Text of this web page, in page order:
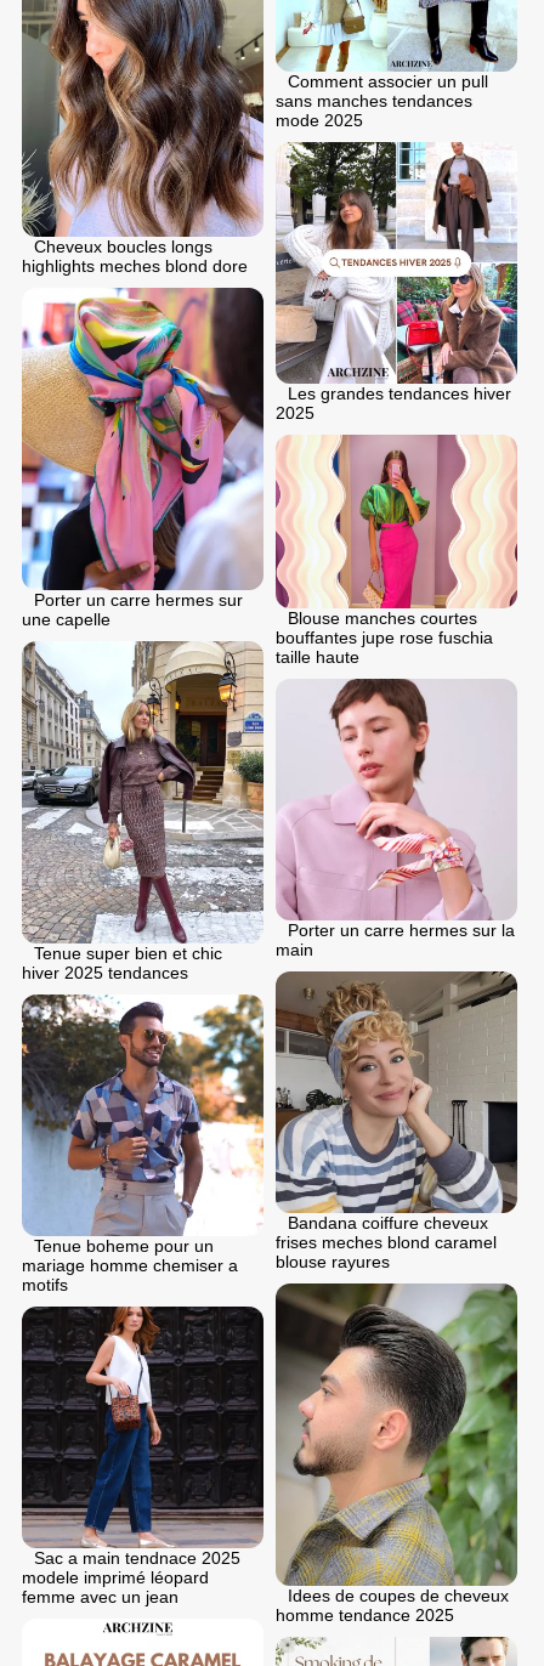
Comment associer un pull
sans manches tendances
mode 2025
Cheveux boucles longs
highlights meches blond dore
Les grandes tendances hiver
2025
Porter un carre hermes sur
une capelle
Blouse manches courtes
bouffantes jupe rose fuschia
taille haute
Tenue super bien et chic
hiver 2025 tendances
Porter un carre hermes sur la
main
Bandana coiffure cheveux
frises meches blond caramel
blouse rayures
Tenue boheme pour un
mariage homme chemiser a
motifs
Idees de coupes de cheveux
homme tendance 2025
Sac a main tendnace 2025
modele imprimé léopard
femme avec un jean